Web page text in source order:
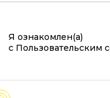
Я ознакомлен(а)
с Пользовательским